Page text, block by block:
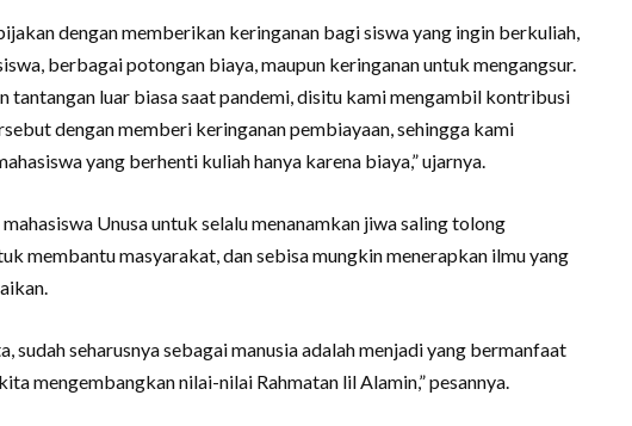
dengan memberikan keringanan bagi siswa yang ingin berkuliah,
berbagai potongan biaya, maupun keringanan untuk mengangsur.
tantangan luar biasa saat pandemi, disitu kami mengambil kontribusi
dengan memberi keringanan pembiayaan, sehingga kami
yang berhenti kuliah hanya karena biaya,” ujarnya.
Unusa untuk selalu menanamkan jiwa saling tolong
membantu masyarakat, dan sebisa mungkin menerapkan ilmu yang
sudah seharusnya sebagai manusia adalah menjadi yang bermanfaat
mengembangkan nilai-nilai Rahmatan lil Alamin,” pesannya.